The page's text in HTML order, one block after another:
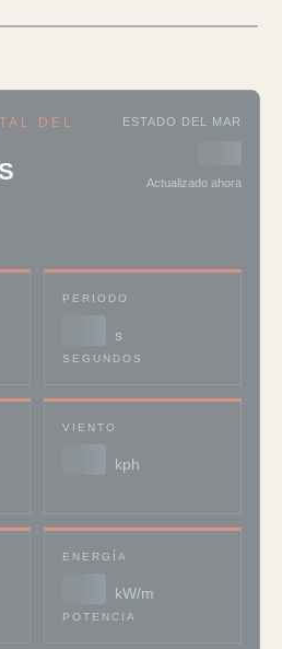
DEL
ESTADO DEL MAR
Actualizado ahora
PERIODO
s
SEGUNDOS
VIENTO
kph
ENERGÍA
kW/m
POTENCIA